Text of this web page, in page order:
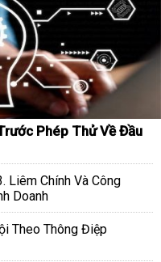
Phép Thử Về Đầu
Liêm Chính Và Công
Doanh
Theo Thông Điệp